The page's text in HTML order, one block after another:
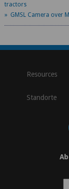
tractors
» GMSL Camera over
Resources
Standorte